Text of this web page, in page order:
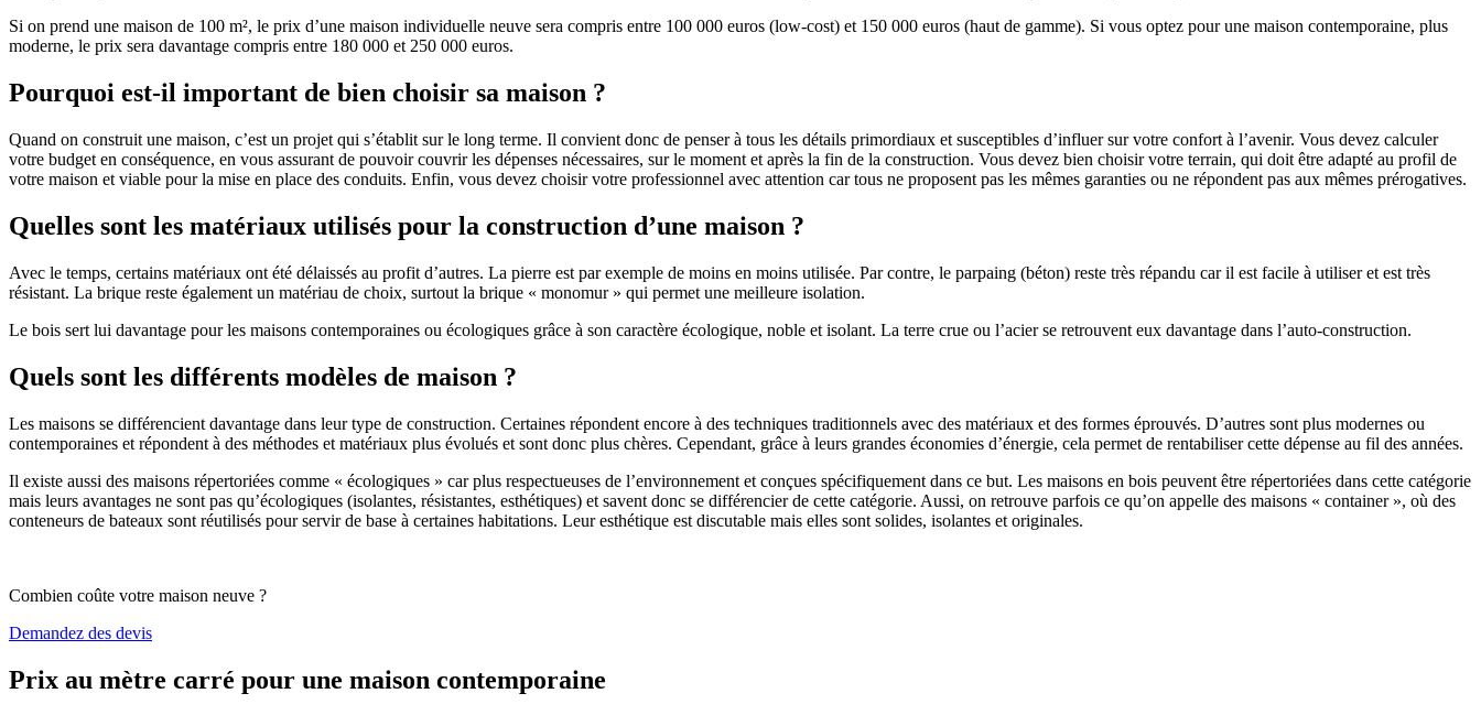
Si on prend une maison de 100 m², le prix d’une maison individuelle neuve sera compris entre 100 000 euros (low-cost) et 150 000 euros (haut de gamme). Si vous optez pour une maison contemporaine, plus
moderne, le prix sera davantage compris entre 180 000 et 250 000 euros.
Pourquoi est-il important de bien choisir sa maison ?
Quand on construit une maison, c’est un projet qui s’établit sur le long terme. Il convient donc de penser à tous les détails primordiaux et susceptibles d’influer sur votre confort à l’avenir. Vous devez calculer
votre budget en conséquence, en vous assurant de pouvoir couvrir les dépenses nécessaires, sur le moment et après la fin de la construction. Vous devez bien choisir votre terrain, qui doit être adapté au profil de
votre maison et viable pour la mise en place des conduits. Enfin, vous devez choisir votre professionnel avec attention car tous ne proposent pas les mêmes garanties ou ne répondent pas aux mêmes prérogatives.
Quelles sont les matériaux utilisés pour la construction d’une maison ?
Avec le temps, certains matériaux ont été délaissés au profit d’autres. La pierre est par exemple de moins en moins utilisée. Par contre, le parpaing (béton) reste très répandu car il est facile à utiliser et est très
résistant. La brique reste également un matériau de choix, surtout la brique « monomur » qui permet une meilleure isolation.
Le bois sert lui davantage pour les maisons contemporaines ou écologiques grâce à son caractère écologique, noble et isolant. La terre crue ou l’acier se retrouvent eux davantage dans l’auto-construction.
Quels sont les différents modèles de maison ?
Les maisons se différencient davantage dans leur type de construction. Certaines répondent encore à des techniques traditionnels avec des matériaux et des formes éprouvés. D’autres sont plus modernes ou
contemporaines et répondent à des méthodes et matériaux plus évolués et sont donc plus chères. Cependant, grâce à leurs grandes économies d’énergie, cela permet de rentabiliser cette dépense au fil des années.
Il existe aussi des maisons répertoriées comme « écologiques » car plus respectueuses de l’environnement et conçues spécifiquement dans ce but. Les maisons en bois peuvent être répertoriées dans cette catégorie
mais leurs avantages ne sont pas qu’écologiques (isolantes, résistantes, esthétiques) et savent donc se différencier de cette catégorie. Aussi, on retrouve parfois ce qu’on appelle des maisons « container », où des
conteneurs de bateaux sont réutilisés pour servir de base à certaines habitations. Leur esthétique est discutable mais elles sont solides, isolantes et originales.
Combien coûte votre maison neuve ?
Demandez des devis
Prix au mètre carré pour une maison contemporaine